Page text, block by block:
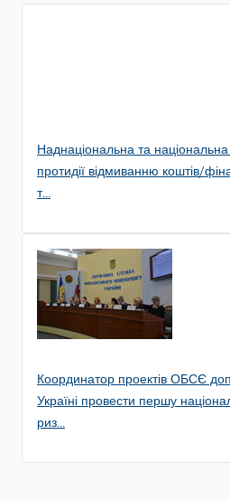
Наднаціональна та
протидії відмиванню коштів/
т…
Координатор проектів ОБСЄ
Україні провести першу
риз…